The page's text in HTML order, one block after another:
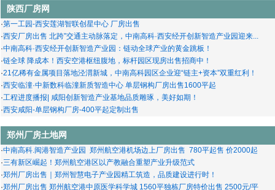
陕西厂房网
·第一工园-西安莲湖智联创星中心 厂房出售
·西安厂房出售 北跨”交通主动脉落定，中南高科·西安经开创新智造产业园迎来...
·中南高科·西安经开创新智造产业园：链动全球产业的黄金跳板！
·链全球 降成本！西安空港枢纽腹地，标杆园区现房出售招商中！
·21亿稀有金属项目落地泾渭新城，中南高科园区企业迎“链主+资本”双重红利！
·西安临潼·中新数科临潼新质智造中心 单层钢构厂房出售1600平起
·工程进度播报| 咸阳创新智造产业基地品质雕琢，美好如期！
·西安咸阳-单层钢构厂房-400平起定制出售
郑州厂房土地网
·中南高科.闽港智造产业园 郑州航空港机场边上厂房出售 780平起售 价2000起
·三有新区崛起！郑州航空港区以产教融合重塑产业升级范式
·郑州厂房出售｜郑州智慧电子产业园精工筑造，品质建设进行时！
·郑州厂房出售 郑州航空港中原医学科学城 1560平独栋厂房特价出售 2500元/平